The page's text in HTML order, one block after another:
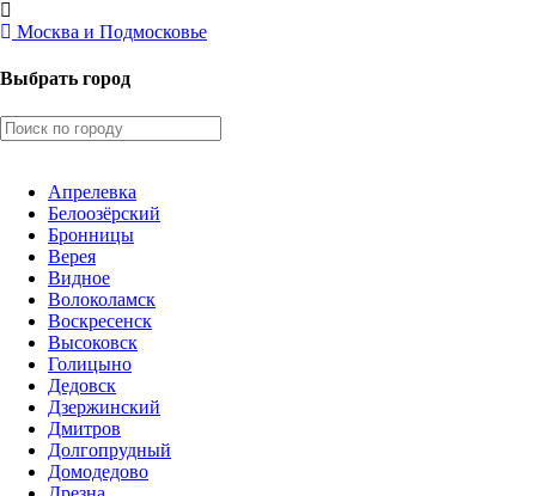
Москва и Подмосковье
Выбрать город
Апрелевка
Белоозёрский
Бронницы
Верея
Видное
Волоколамск
Воскресенск
Высоковск
Голицыно
Дедовск
Дзержинский
Дмитров
Долгопрудный
Домодедово